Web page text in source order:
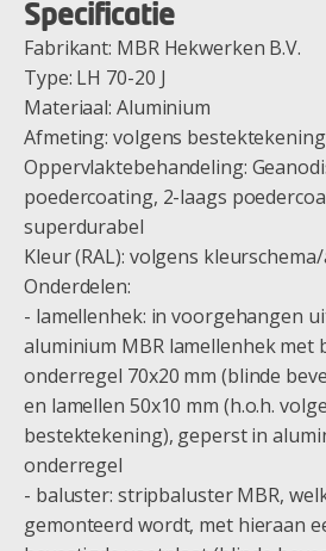
Specificatie
Fabrikant: MBR Hekwerken B.V.
Type: LH 70-20 J
Materiaal: Aluminium
Afmeting: volgens
Oppervlaktebehandeling:
poedercoating, 2-laags
superdurabel
Kleur (RAL): volgens
Onderdelen:
- lamellenhek: in voorgehangen
aluminium MBR lamellenhek met
onderregel 70x20 mm (blinde
en lamellen 50x10 mm (h.o.h.
bestektekening), geperst in
onderregel
- baluster: stripbaluster MBR,
gemonteerd wordt, met hieraan